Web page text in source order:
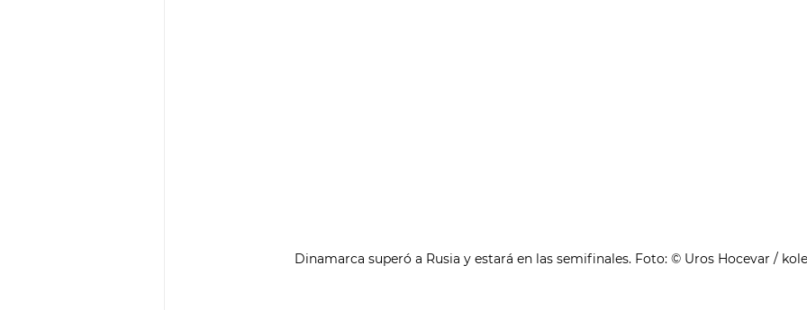
Dinamarca superó a Rusia y estará en las semifinales. Foto: © Uros Hocevar /